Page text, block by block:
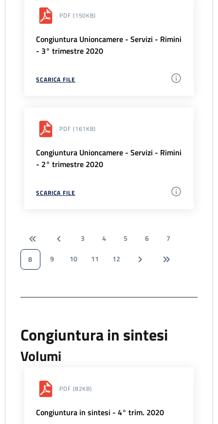
PDF (150KB)
Congiuntura Unioncamere - Servizi - Rimini
- 3° trimestre 2020
SCARICA FILE
PDF (161KB)
Congiuntura Unioncamere - Servizi - Rimini
- 2° trimestre 2020
SCARICA FILE
3 4 5 6
7
8
9 10 11 12
Congiuntura in sintesi
Volumi
PDF (82KB)
Congiuntura in sintesi - 4° trim. 2020